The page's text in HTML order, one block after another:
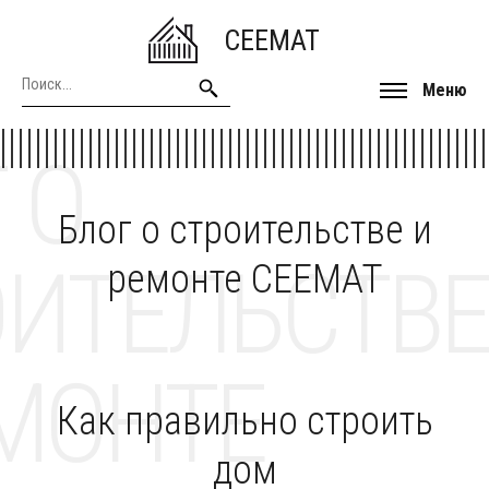
CEEMAT
Меню
Блог о строительстве и
ремонте CEEMAT
О
Как правильно строить
дом